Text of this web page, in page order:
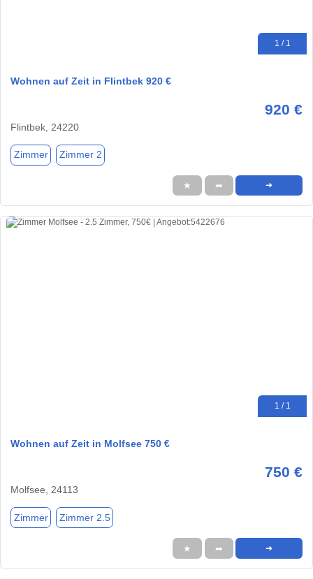
1 / 1
Wohnen auf Zeit in Flintbek 920 €
920 €
Flintbek, 24220
Zimmer Zimmer 2
★ ➦ ➜
1 / 1
Wohnen auf Zeit in Molfsee 750 €
750 €
Molfsee, 24113
Zimmer Zimmer 2.5
★ ➦ ➜